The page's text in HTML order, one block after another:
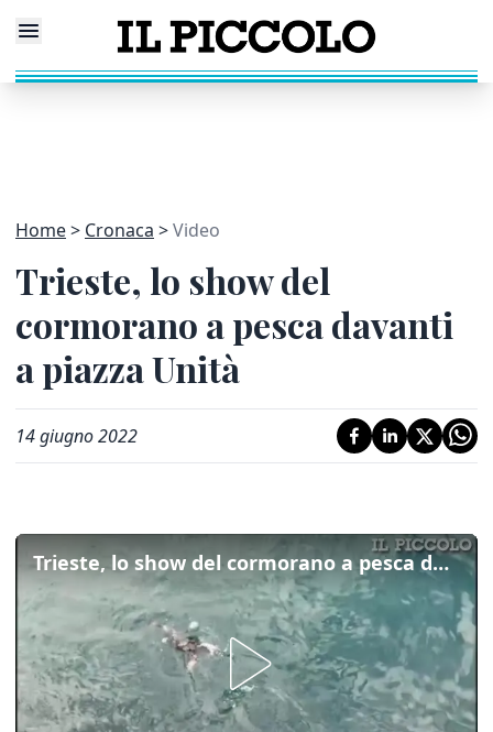
Home Cronaca Video
Trieste, lo show del
cormorano a pesca davanti
a piazza Unità
14 giugno 2022
Trieste, lo show del cormorano a pesca davanti a piazza Unità